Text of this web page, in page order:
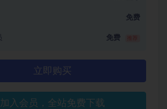
免费
免费
立即购买
加入会员，全站免费下载